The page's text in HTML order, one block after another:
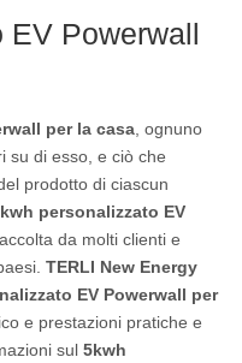
EV Powerwall
per la casa , ognuno
su di esso, e ciò che
prodotto di ciascun
personalizzato EV
da molti clienti e
TERLI New Energy
EV Powerwall per
e prestazioni pratiche e
sul 5kwh